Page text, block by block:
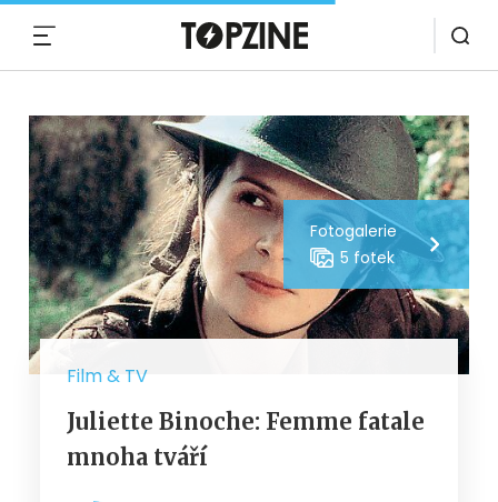
Fotogalerie
5 fotek
Film & TV
Juliette Binoche: Femme fatale
mnoha tváří